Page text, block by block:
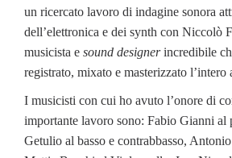
un ricercato lavoro di indagine sonora
dell’elettronica e dei synth con Niccolò
musicista e sound designerincredibile
registrato, mixato e masterizzato l’intero
I musicisti con cui ho avuto l’onore di
importante lavoro sono: Fabio Gianni al
Getulio al basso e contrabbasso,